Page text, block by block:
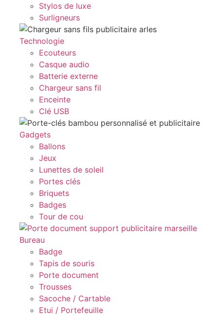
Stylos de luxe
Surligneurs
Technologie
Ecouteurs
Casque audio
Batterie externe
Chargeur sans fil
Enceinte
Clé USB
Gadgets
Ballons
Jeux
Lunettes de soleil
Portes clés
Briquets
Badges
Tour de cou
Bureau
Badge
Tapis de souris
Porte document
Trousses
Sacoche / Cartable
Etui / Portefeuille